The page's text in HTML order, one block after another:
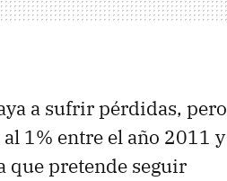
a sufrir pérdidas, pero
1% entre el año 2011 y
que pretende seguir